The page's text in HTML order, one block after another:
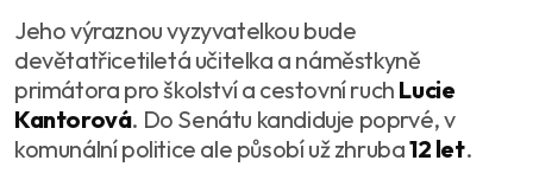
Jeho výraznou vyzyvatelkou bude
devětatřicetiletá učitelka a náměstkyně
primátora pro školství a cestovní ruch Lucie
Kantorová. Do Senátu kandiduje poprvé, v
komunální politice ale působí už zhruba12 let.